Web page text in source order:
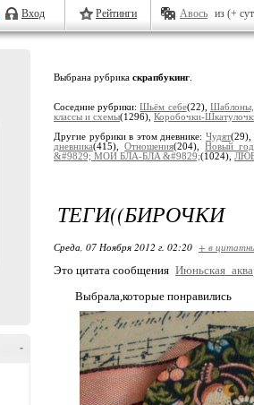
Вход Рейтинги Авось из (+
-
Выбрана рубрика скрапбукинг
Соседние рубрики:Шьём себе(22), Шaблоны,
классы и схемы(1296), Коробочки-
Другие рубрики в этом дневнике: Чудят(29),
дневника(415),Отношения(204),Новый год
&#9829; МОИ БЛA-БЛA &#9829;(1024),
ТЕГИ((БИРОЧКИ
Среда, 07 Ноября 2012 г. 02:20 + в
Это цитата сообщения
Выбрала,которые понравились